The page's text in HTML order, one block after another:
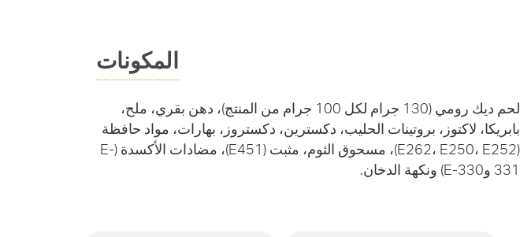
المكونات
لحم ديك رومي (130 جرام لكل 100 جرام من المنتج)، دهن بقري، ملح،
بابريكا، لاكتوز، بروتينات الحليب، دكسترين، دكستروز، بهارات، مواد حافظة
(E262، E250، E252)، مسحوق الثوم، مثبت (E451)، مضادات الأكسدة (E-
331 وE-330) ونكهة الدخان.